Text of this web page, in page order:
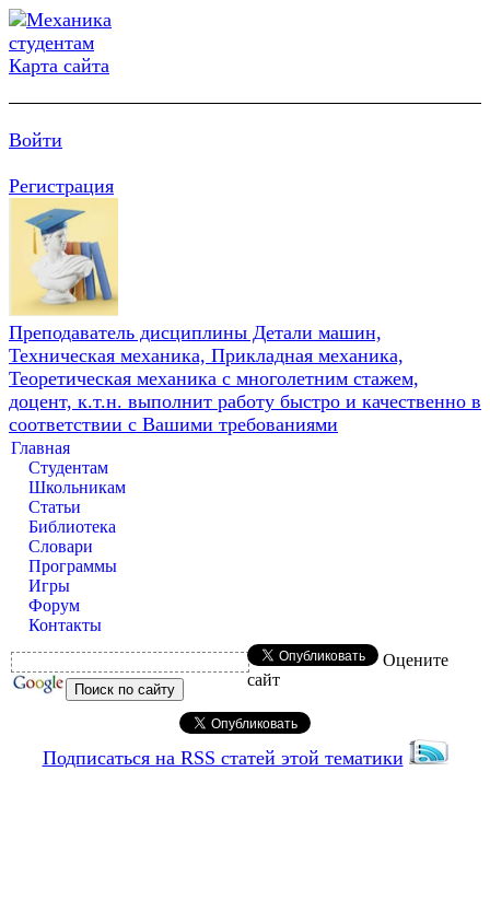
Карта сайта
Войти
Регистрация
Преподаватель дисциплины Детали машин,
Техническая механика, Прикладная механика,
Теоретическая механика с многолетним стажем,
доцент, к.т.н. выполнит работу быстро и качественно в
соответствии с Вашими требованиями
Главная
Студентам
Школьникам
Статьи
Библиотека
Словари
Программы
Игры
Форум
Контакты
Оцените
сайт
Подписаться на RSS статей этой тематики